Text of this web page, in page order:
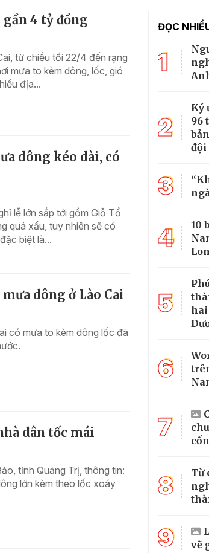
4 tỷ đồng
từ chiều tối 22/4 đến rạng
mưa to kèm dông, lốc, gió
địa...
dông kéo dài, có
lễ lớn sắp tới gồm Giỗ Tổ
quá xấu, tuy nhiên sẽ có
biệt là...
dông ở Lào Cai
có mưa to kèm dông lốc đã
dân tốc mái
tỉnh Quảng Trị, thông tin:
lớn kèm theo lốc xoáy
ĐỌC
1
2
Ký
96
đội
3
4
10
5
hai
6
7
8
Từ
9
vẽ